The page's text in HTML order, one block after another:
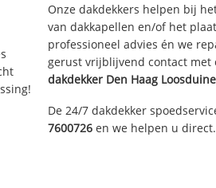
Onze dakdekkers helpen bij
van dakkapellen en/of het
professioneel advies én we
gerust vrijblijvend contact met
dakdekker Den Haag
De 24/7 dakdekker
7600726 en we helpen u direct.